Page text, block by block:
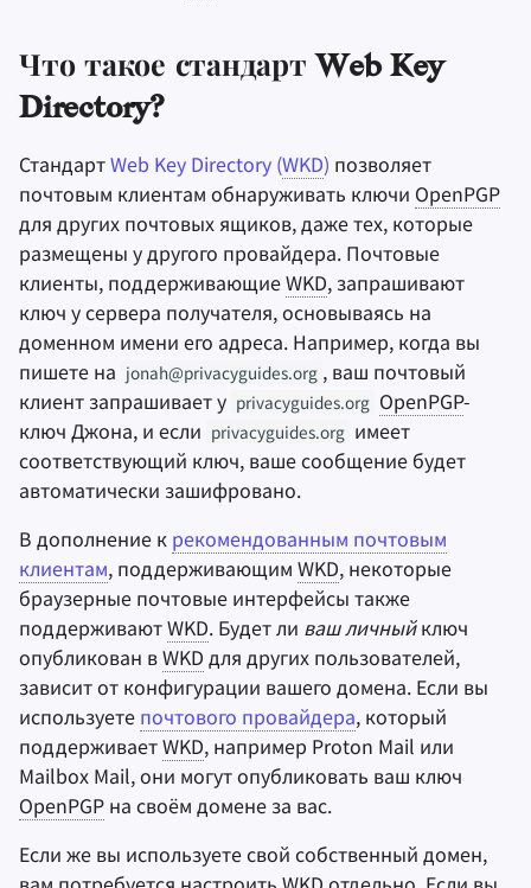
Что такое стандарт Web Key
Directory?
СтандартWeb Key Directory (WKD) позволяет
почтовым клиентам обнаруживать ключи OpenPGP
для других почтовых ящиков, даже тех, которые
размещены у другого провайдера. Почтовые
клиенты, поддерживающиеWKD, запрашивают
ключ у сервера получателя, основываясь на
доменном имени его адреса. Например, когда вы
пишете на jonah@privacyguides.org , ваш почтовый
клиент запрашивает у privacyguides.org OpenPGP-
ключ Джона, и если privacyguides.org имеет
соответствующий ключ, ваше сообщение будет
автоматически зашифровано.
В дополнение к рекомендованным почтовым
клиентам, поддерживающим WKD, некоторые
браузерные почтовые интерфейсы также
поддерживаютWKD. Будет ли ваш личныйключ
опубликован вWKD для других пользователей,
зависит от конфигурации вашего домена. Если вы
используете почтового провайдера, который
поддерживаетWKD, например Proton Mail или
Mailbox Mail, они могут опубликовать ваш ключ
OpenPGP на своём домене за вас.
Если же вы используете свой собственный домен,